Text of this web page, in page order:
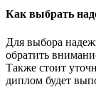
Как выбрать
Для выбора
обратить
Также стоит
диплом будет